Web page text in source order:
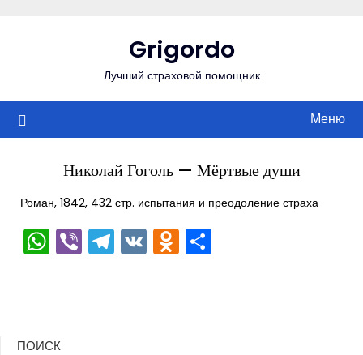
Grigordo
Лучший страховой помощник
Меню
Николай Гоголь — Мёртвые души
Роман, 1842, 432 стр. испытания и преодоление страха
WhatsApp
ViberTelegram
VKOdnoklassniki
ПОИСК